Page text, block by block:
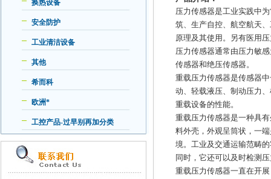
换热设备
安全防护
工业清洁设备
其他
希而科
欧洲*
工控产品-过早别再加分类
压力传感器是工业实践中
筑、生产自控、航空航天
原理及其使用。另有医用
压力传感器通常由压力敏
传感器和绝压传感器。
重载压力传感器是传感器
动、轻载液压、制动压力
重载设备的性能。
重载压力传感器是一种具
料外壳，外观呈筒状，一
境。工业及交通运输范畴
同时，它还可以及时检测
重载压力传感器一直在开